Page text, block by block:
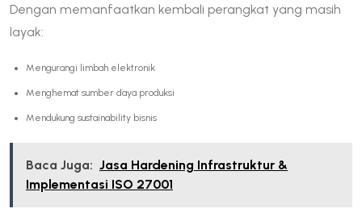
Dengan memanfaatkan kembali perangkat yang masih
layak:
Mengurangi limbah elektronik
Menghemat sumber daya produksi
Mendukung sustainability bisnis
Baca Juga: Jasa Hardening Infrastruktur &
Implementasi ISO 27001